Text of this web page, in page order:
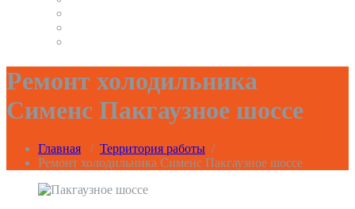
Ремонт холодильника
Сименс Пакгаузное шоссе
Главная / Территория работы /
Ремонт холодильника Сименс Пакгаузное шоссе